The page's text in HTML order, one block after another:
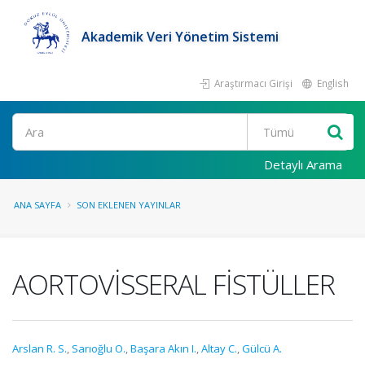
Akademik Veri Yönetim Sistemi
Araştırmacı Girişi English
Ara
Detaylı Arama
ANA SAYFA SON EKLENEN YAYINLAR
AORTOVİSSERAL FİSTÜLLER
Arslan R. S., Sarıoğlu O.,Başara Akın I.,Altay C.,Gülcü A.